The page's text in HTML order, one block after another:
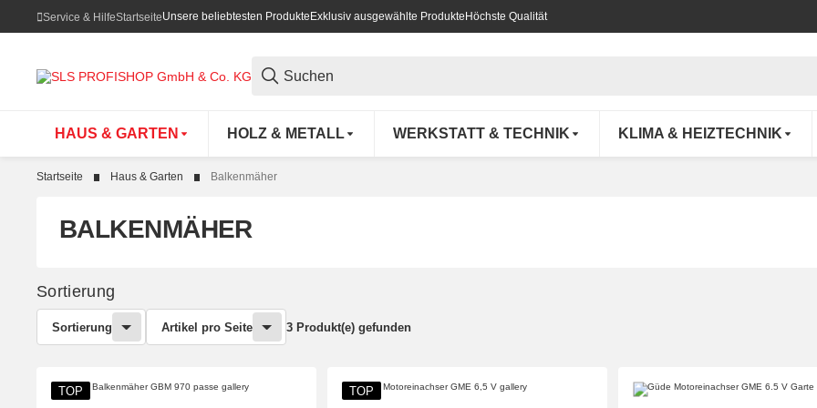
Service & HilfeStartseiteUnsere beliebtesten Produkte Exklusiv ausgewählte Produkte Höchste Qualität
HAUS & GARTEN HOLZ & METALL WERKSTATT & TECHNIK KLIMA & HEIZTECHNIK
Startseite Haus & Garten Balkenmäher
BALKENMÄHER
Sortierung
Sortierung Artikel pro Seite 3 Produkt(e) gefunden
TOP TOP